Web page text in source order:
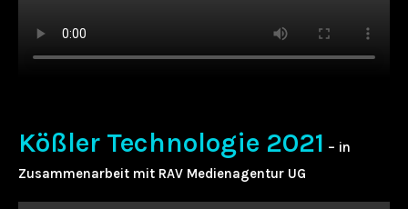
Kößler Technologie 2021 – in
Zusammenarbeit mit RAV Medienagentur UG